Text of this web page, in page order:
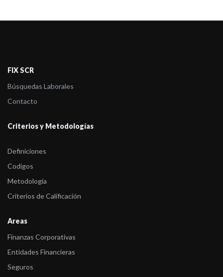
FIX SCR
Búsquedas Laborales
Contacto
Criterios y Metodologías
Definiciones
Codigos
Metodología
Criterios de Calificación
Areas
Finanzas Corporativas
Entidades Financieras
Seguros